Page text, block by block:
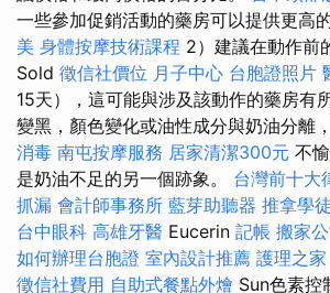
一些參加促銷活動的藥房可以提供更高
美 身體按摩技術課程 2）建議在動作前
Sold 徵信社價位 月子中心 台胞證照片
15天），這可能與涉及該動作的藥房有
變黑，顏色變化或油性成分與奶油分離
消毒 南屯按摩服務 居家清潔300元 不
是奶油不足的另一個跡象。 台灣前十大
抓漏 會計師事務所 藍芽助聽器 推拿學
台中眼科 高雄牙醫 Eucerin 記帳 搬家
如何辦理台胞證 室內設計推薦 護理之
徵信社費用 自助式餐點外燴 Sun色素控